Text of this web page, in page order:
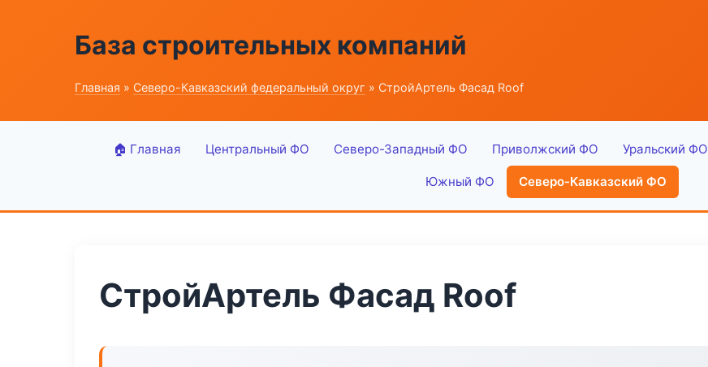
База строительных компаний
Главная » Северо-Кавказский федеральный округ » СтройАртель Фасад Roof
🏠 Главная Центральный ФО Северо-Западный ФО Приволжский ФО Уральский ФО
Южный ФО Северо-Кавказский ФО
СтройАртель Фасад Roof